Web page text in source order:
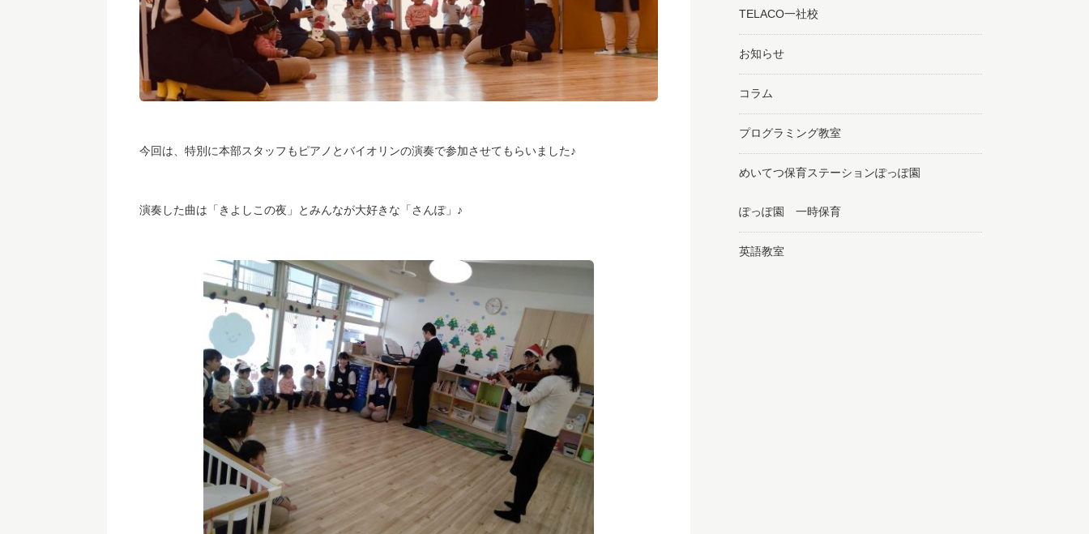
今回は、特別に本部スタッフもピアノとバイオリンの演奏で参加させてもらいました♪
演奏した曲は「きよしこの夜」とみんなが大好きな「さんぽ」♪
TELACO一社校
お知らせ
コラム
プログラミング教室
めいてつ保育ステーションぽっぽ園
ぽっぽ園 一時保育
英語教室